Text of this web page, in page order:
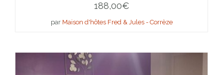
188,00€
par Maison d'hôtes Fred & Jules - Corrèze